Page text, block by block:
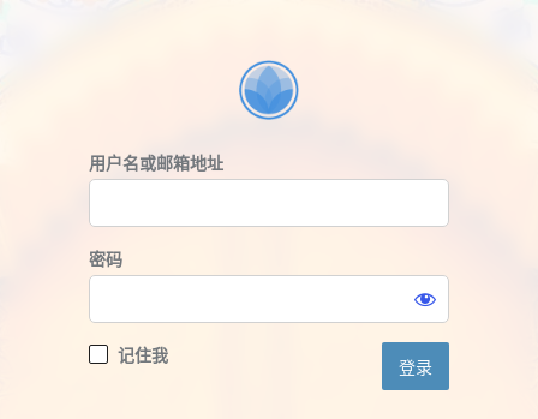
用户名或邮箱地址
密码
记住我